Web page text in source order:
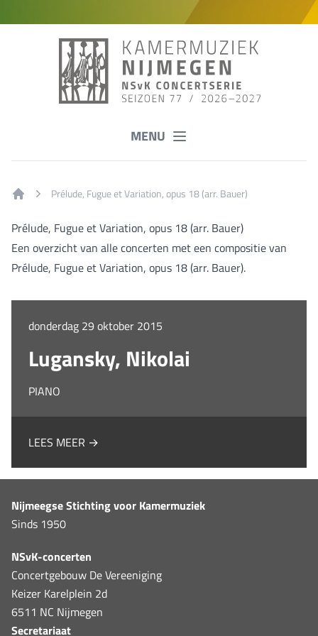
MENU
Prélude, Fugue et Variation, opus 18 (arr. Bauer)
Prélude, Fugue et Variation, opus 18 (arr. Bauer)
Een overzicht van alle concerten met een compositie van
Prélude, Fugue et Variation, opus 18 (arr. Bauer).
donderdag 29 oktober 2015
Lugansky, Nikolai
PIANO
LEES MEER →
Nijmeegse Stichting voor Kamermuziek
Sinds 1950
NSvK-concerten
Concertgebouw De Vereeniging
Keizer Karelplein 2d
6511 NC Nijmegen
Secretariaat